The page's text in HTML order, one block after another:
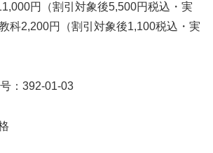
円（割引対象後5,500円税込・実
科2,200円（割引対象後1,100税込・実
：392-01-03